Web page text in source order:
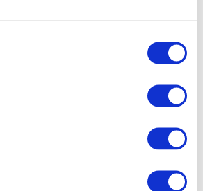
naast natuurhistorische en
Laat je inspireren door
in de Kunsthalle Mainz, ontdek
de kunst van het poppentheater